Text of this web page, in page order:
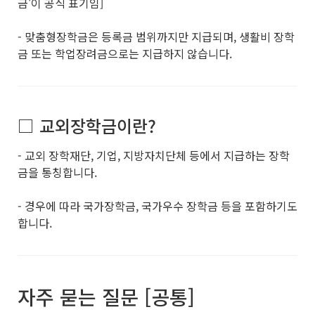
- 맞춤형장학금은 등록금 범위까지만 지급되며, 생활비 장학
금 또는 학업장려금으로는 지급하지 않습니다.
□ 교외장학금이란?
- 교외 장학재단, 기업, 지방자치단체 등에서 지급하는 장학
금을 통칭합니다.
- 경우에 따라 국가장학금, 국가우수 장학금 등을 포함하기도
합니다.
자주 묻는 질문 [공통]